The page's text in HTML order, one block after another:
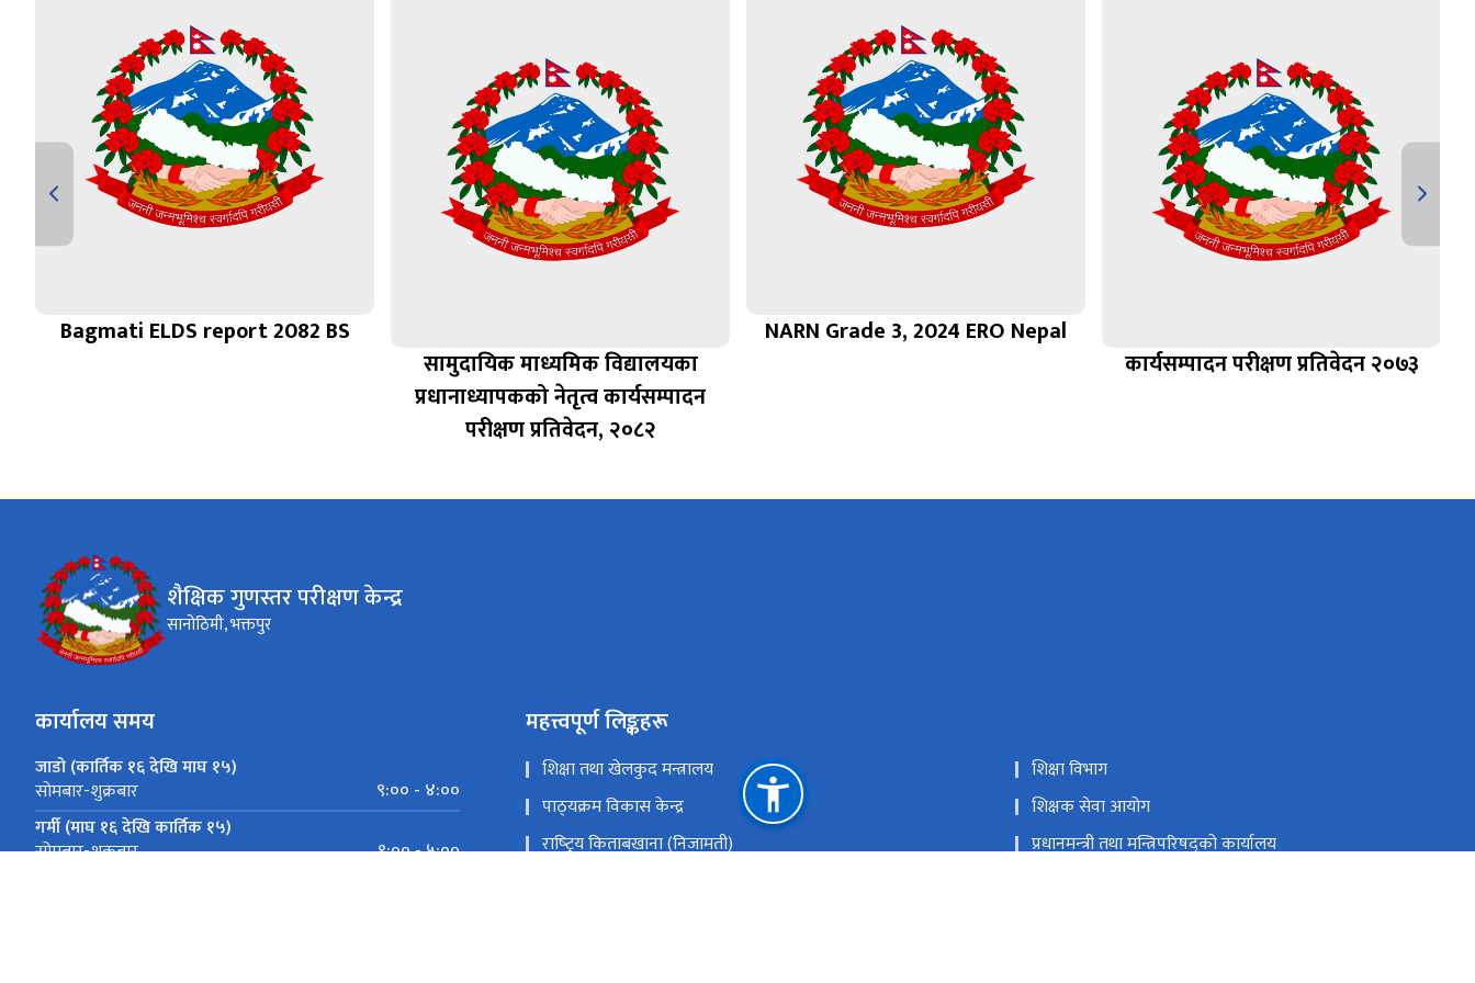
Bagmati ELDS report 2082 BS
सामुदायिक माध्यमिक विद्यालयका
प्रधानाध्यापकको नेतृत्व कार्यसम्पादन
परीक्षण प्रतिवेदन, २०८२
NARN Grade 3, 2024 ERO Nepal
कार्यसम्पादन परीक्षण प्रतिवेदन २०७३
शैक्षिक गुणस्तर परीक्षण केन्द्र
सानोठिमी, भक्तपुर
कार्यालय समय
जाडो (कार्तिक १६ देखि माघ १५)
सोमबार-शुक्रबार
९:०० - ४:००
गर्मी (माघ १६ देखि कार्तिक १५)
सोमबार-शुक्रबार ९:०० - ५:००
महत्त्वपूर्ण लिङ्कहरू
शिक्षा तथा खेलकुद मन्त्रालय
शिक्षा विभाग
पाठ्‍यक्रम विकास केन्द्र
शिक्षक सेवा आयोग
राष्‍ट्रिय किताबखाना (निजामती)
प्रधानमन्‍त्री तथा मन्त्रिपरिषद्को कार्यालय